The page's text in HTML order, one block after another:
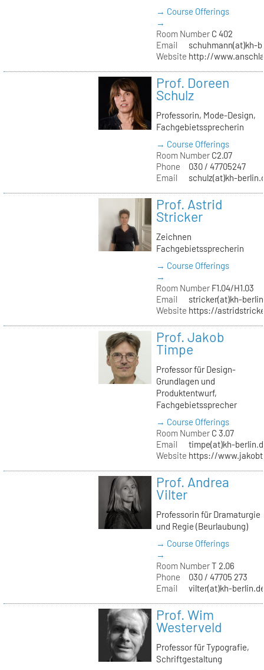
→ Course Offerings
→
Room NumberC 402
Email
schuhmann(at)kh-
Website http://
Prof. Doreen
Schulz
Professorin, Mode-Design,
Fachgebietssprecherin
→ Course Offerings
Room NumberC2.07
Phone
030 / 47705247
Email
schulz(at)kh-
Prof. Astrid
Stricker
Zeichnen
Fachgebietssprecherin
→ Course Offerings
→
Room NumberF1.04/H1.03
Email
stricker(at)kh-
Website https://
Prof. Jakob
Timpe
Professor für Design-
Grundlagen und
Produktentwurf,
Fachgebietssprecher
→ Course Offerings
Room NumberC 3.07
Email
timpe(at)kh-
Website https://
Prof. Andrea
Vilter
Professorin für Dramaturgie
und Regie (Beurlaubung)
→ Course Offerings
→
Room NumberT 2.06
Phone
030 / 47705 273
Email
vilter(at)kh-
Prof. Wim
Westerveld
Professor für Typografie,
Schriftgestaltung